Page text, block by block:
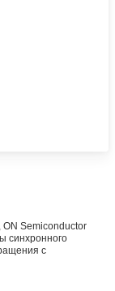
Semiconductor
синхронного
с